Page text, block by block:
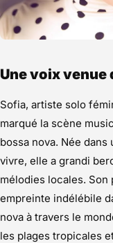
Une voix venue
Sofia, artiste solo
marqué la scène
bossa nova. Née
vivre, elle a grandi
mélodies locales.
empreinte indélébile
nova à travers le
les plages tropicales